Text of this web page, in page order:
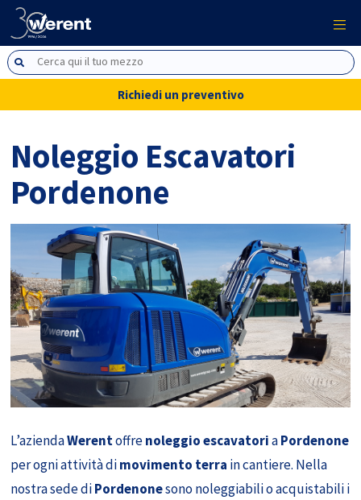
Richiedi un preventivo
Noleggio Escavatori
Pordenone
L’aziendaWerentoffrenoleggio escavatoriaPordenone
per ogni attività dimovimento terra in cantiere. Nella
nostra sede diPordenonesono noleggiabili o acquistabili i